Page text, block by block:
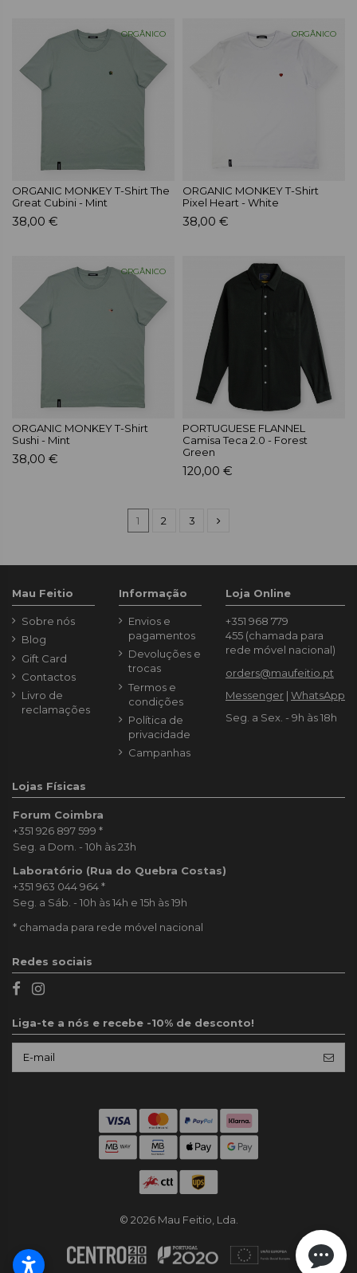
ORGÂNICO
ORGANIC MONKEY T-Shirt The
Great Cubini - Mint
38,00 €
ORGÂNICO
ORGANIC MONKEY T-Shirt
Pixel Heart - White
38,00 €
ORGÂNICO
ORGANIC MONKEY T-Shirt
Sushi - Mint
38,00 €
PORTUGUESE FLANNEL
Camisa Teca 2.0 - Forest
Green
120,00 €
1 2 3
Mau Feitio
Sobre nós
Blog
Gift Card
Contactos
Livro de
reclamações
Informação
Envios e
pagamentos
Devoluções e
trocas
Termos e
condições
Política de
privacidade
Campanhas
Loja Online
+351 968 779
455 (chamada para
rede móvel nacional)
orders@maufeitio.pt
Messenger | WhatsApp
Seg. a Sex. - 9h às 18h
Lojas Físicas
Forum Coimbra
+351 926 897 599 *
Seg. a Dom. - 10h às 23h
Laboratório (Rua do Quebra Costas)
+351 963 044 964*
Seg. a Sáb. - 10h às 14h e 15h às 19h
* chamada para rede móvel nacional
Redes sociais
Liga-te a nós e recebe -10% de desconto!
© 2026 Mau Feitio, Lda.